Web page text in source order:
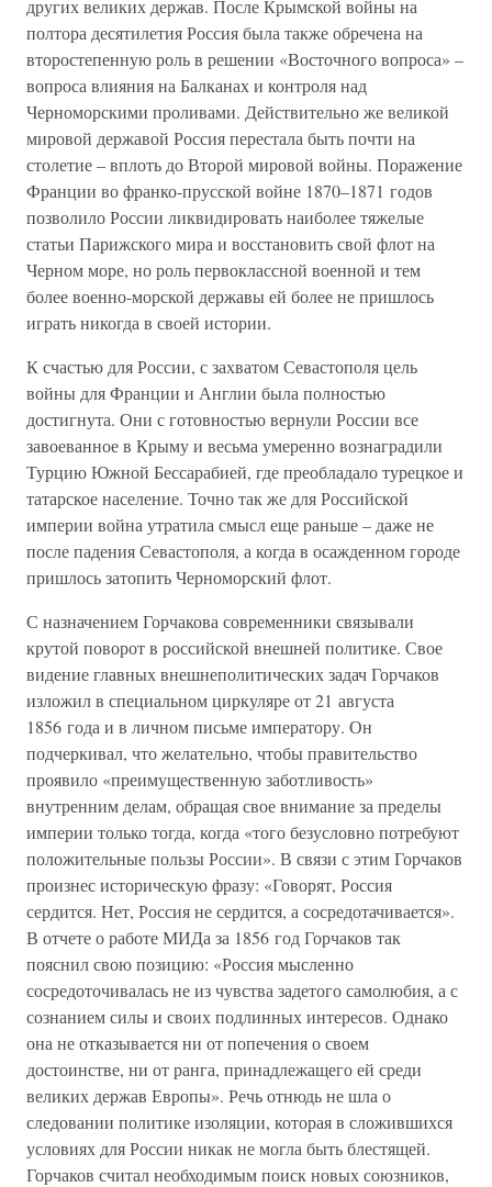
других великих держав. После Крымской войны на
полтора десятилетия Россия была также обречена на
второстепенную роль в решении «Восточного вопроса» –
вопроса влияния на Балканах и контроля над
Черноморскими проливами. Действительно же великой
мировой державой Россия перестала быть почти на
столетие – вплоть до Второй мировой войны. Поражение
Франции во франко-прусской войне 1870–1871 годов
позволило России ликвидировать наиболее тяжелые
статьи Парижского мира и восстановить свой флот на
Черном море, но роль первоклассной военной и тем
более военно-морской державы ей более не пришлось
играть никогда в своей истории.
К счастью для России, с захватом Севастополя цель
войны для Франции и Англии была полностью
достигнута. Они с готовностью вернули России все
завоеванное в Крыму и весьма умеренно вознаградили
Турцию Южной Бессарабией, где преобладало турецкое и
татарское население. Точно так же для Российской
империи война утратила смысл еще раньше – даже не
после падения Севастополя, а когда в осажденном городе
пришлось затопить Черноморский флот.
С назначением Горчакова современники связывали
крутой поворот в российской внешней политике. Свое
видение главных внешнеполитических задач Горчаков
изложил в специальном циркуляре от 21 августа
1856 года и в личном письме императору. Он
подчеркивал, что желательно, чтобы правительство
проявило «преимущественную заботливость»
внутренним делам, обращая свое внимание за пределы
империи только тогда, когда «того безусловно потребуют
положительные пользы России». В связи с этим Горчаков
произнес историческую фразу: «Говорят, Россия
сердится. Нет, Россия не сердится, а сосредотачивается».
В отчете о работе МИДа за 1856 год Горчаков так
пояснил свою позицию: «Россия мысленно
сосредоточивалась не из чувства задетого самолюбия, а с
сознанием силы и своих подлинных интересов. Однако
она не отказывается ни от попечения о своем
достоинстве, ни от ранга, принадлежащего ей среди
великих держав Европы». Речь отнюдь не шла о
следовании политике изоляции, которая в сложившихся
условиях для России никак не могла быть блестящей.
Горчаков считал необходимым поиск новых союзников,